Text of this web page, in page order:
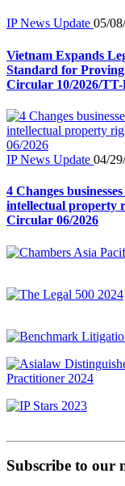
IP News Update 05/
Vietnam Expands
Standard for
Circular 10/2026/
IP News Update 04/
4 Changes
intellectual property
Circular 06/2026
Subscribe to our